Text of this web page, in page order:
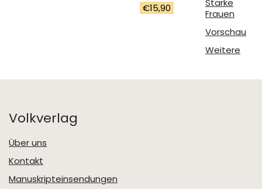
€15,90
Starke
Frauen
Vorschau
Weitere
Volkverlag
Über uns
Kontakt
Manuskripteinsendungen